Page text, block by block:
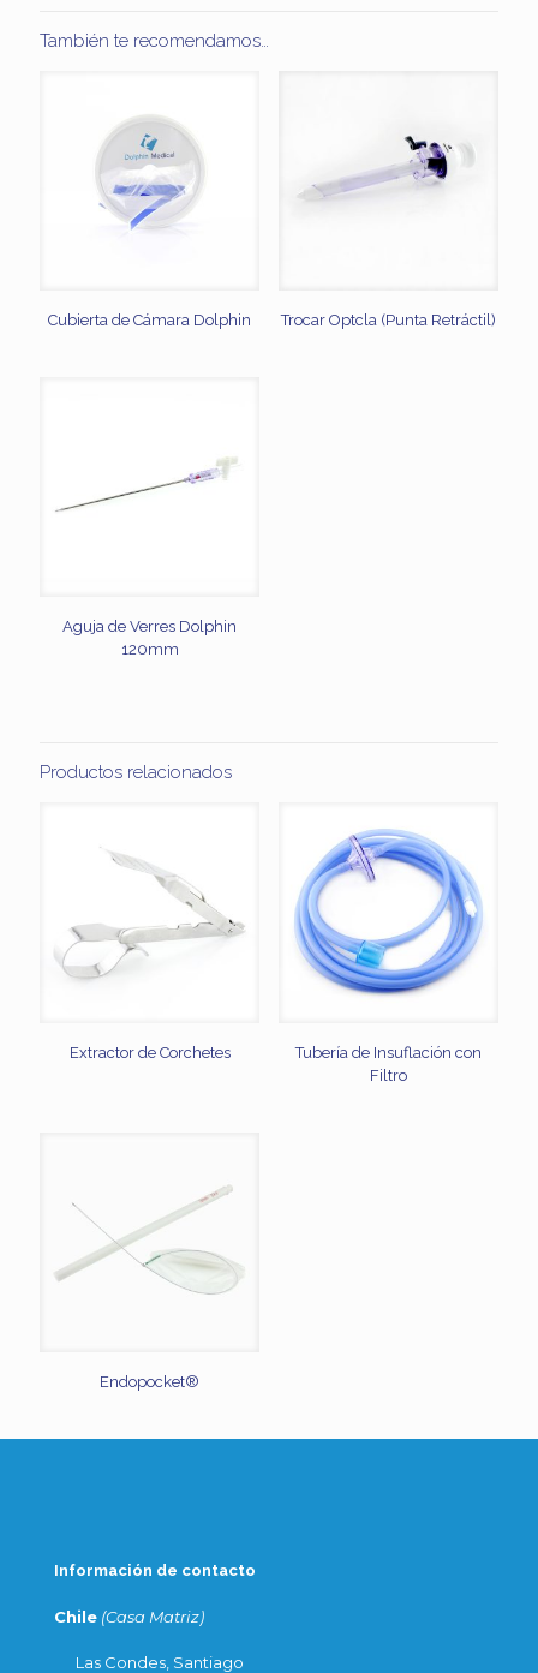
También te recomendamos…
Cubierta de Cámara Dolphin Trocar Optcla (Punta Retráctil)
Aguja de Verres Dolphin
120mm
Productos relacionados
Extractor de Corchetes
Tubería de Insuflación con
Filtro
Endopocket®
Información de contacto
Chile (Casa Matriz)
Las Condes, Santiago